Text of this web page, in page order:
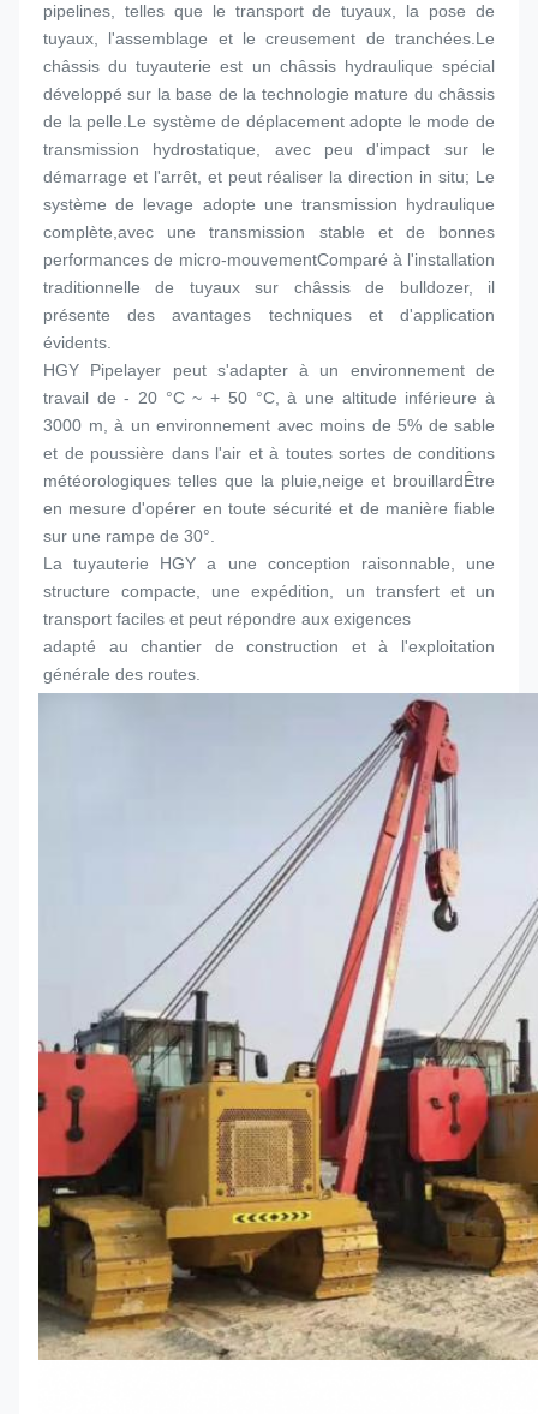
pipelines, telles que le transport de tuyaux, la pose de
tuyaux, l'assemblage et le creusement de tranchées.Le
châssis du tuyauterie est un châssis hydraulique spécial
développé sur la base de la technologie mature du châssis
de la pelle.Le système de déplacement adopte le mode de
transmission hydrostatique, avec peu d'impact sur le
démarrage et l'arrêt, et peut réaliser la direction in situ; Le
système de levage adopte une transmission hydraulique
complète,avec une transmission stable et de bonnes
performances de micro-mouvementComparé à l'installation
traditionnelle de tuyaux sur châssis de bulldozer, il
présente des avantages techniques et d'application
évidents.
HGY Pipelayer peut s'adapter à un environnement de
travail de - 20 °C ~ + 50 °C, à une altitude inférieure à
3000 m, à un environnement avec moins de 5% de sable
et de poussière dans l'air et à toutes sortes de conditions
météorologiques telles que la pluie,neige et brouillardÊtre
en mesure d'opérer en toute sécurité et de manière fiable
sur une rampe de 30°.
La tuyauterie HGY a une conception raisonnable, une
structure compacte, une expédition, un transfert et un
transport faciles et peut répondre aux exigences
adapté au chantier de construction et à l'exploitation
générale des routes.